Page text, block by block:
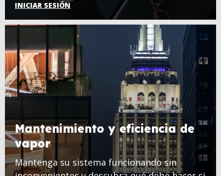
INICIAR SESIÓN
Mantenimiento y eficiencia de
vapor
Mantenga su sistema funcionando sin